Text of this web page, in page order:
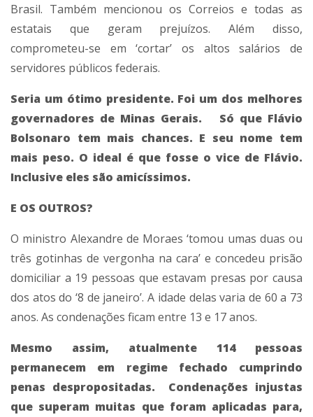
Brasil. Também mencionou os Correios e todas as
estatais que geram prejuízos. Além disso,
comprometeu-se em ‘cortar’ os altos salários de
servidores públicos federais.
Seria um ótimo presidente. Foi um dos melhores
governadores de Minas Gerais. Só que Flávio
Bolsonaro tem mais chances. E seu nome tem
mais peso. O ideal é que fosse o vice de Flávio.
Inclusive eles são amicíssimos.
E OS OUTROS?
O ministro Alexandre de Moraes ‘tomou umas duas ou
três gotinhas de vergonha na cara’ e concedeu prisão
domiciliar a 19 pessoas que estavam presas por causa
dos atos do ‘8 de janeiro’. A idade delas varia de 60 a 73
anos. As condenações ficam entre 13 e 17 anos.
Mesmo assim, atualmente 114 pessoas
permanecem em regime fechado cumprindo
penas despropositadas. Condenações injustas
que superam muitas que foram aplicadas para,